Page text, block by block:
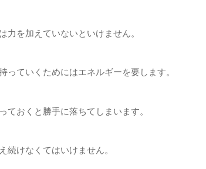
力を加えていないといけません。
っていくためにはエネルギーを要します。
ておくと勝手に落ちてしまいます。
続けなくてはいけません。